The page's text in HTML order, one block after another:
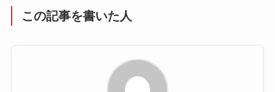
この記事を書いた人